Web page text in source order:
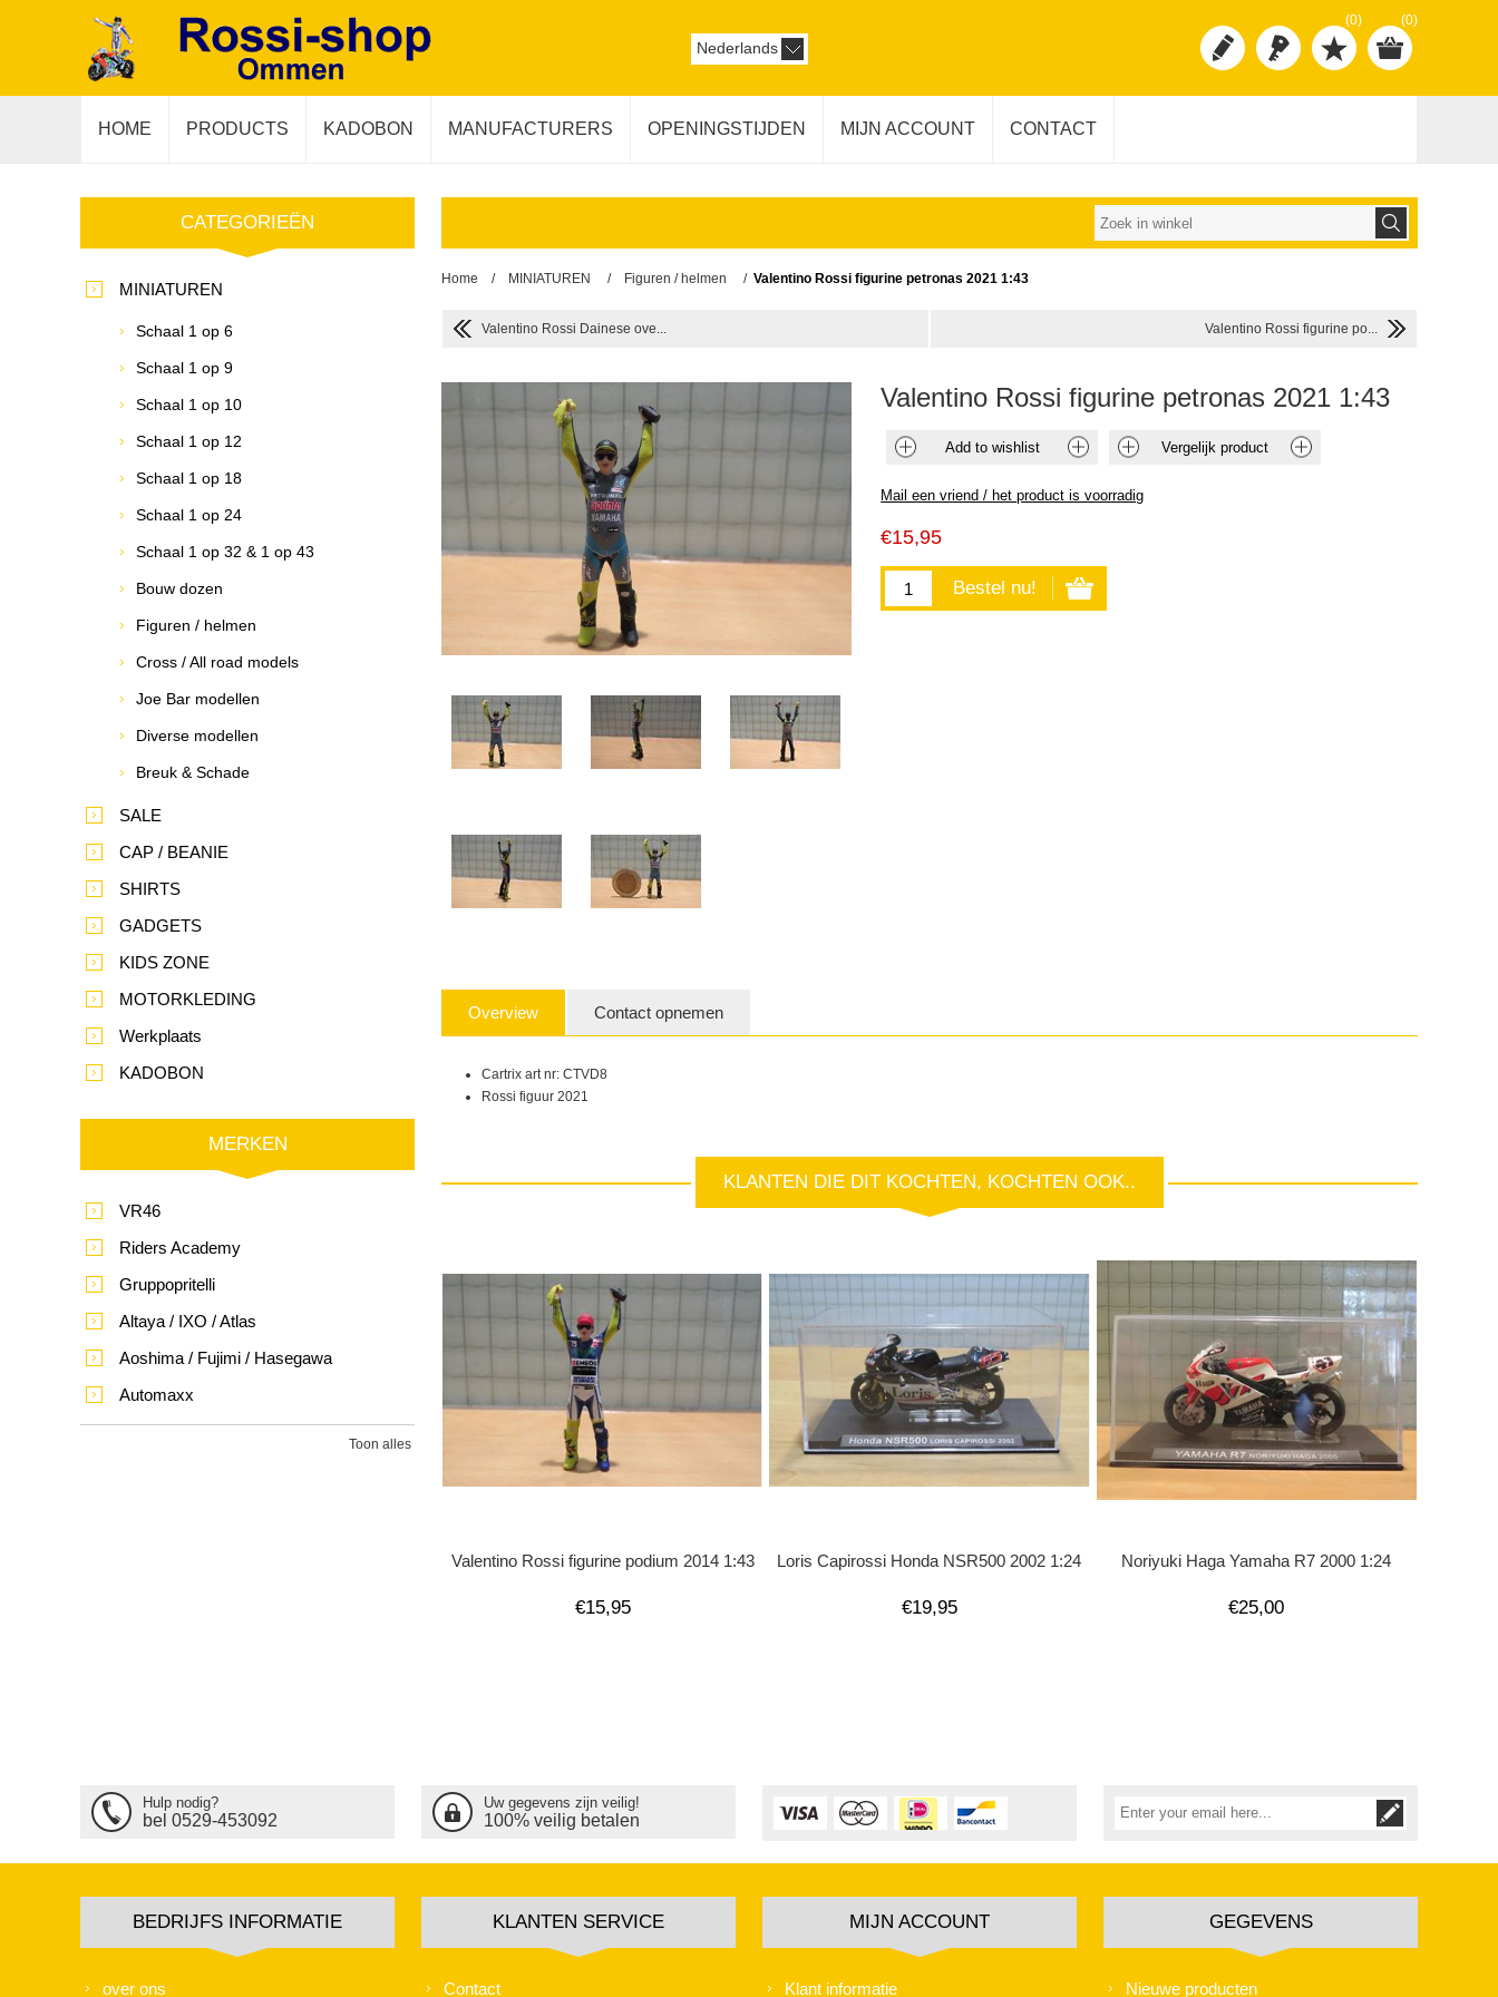
(0) (0)
Nederlands
HOME PRODUCTS KADOBON MANUFACTURERS OPENINGSTIJDEN MIJN ACCOUNT CONTACT
Home / MINIATUREN / Figuren / helmen / Valentino Rossi figurine petronas 2021 1:43
Valentino Rossi Dainese ove... Valentino Rossi figurine po...
Valentino Rossi figurine petronas 2021 1:43
€15,95
Overview Contact opnemen
Cartrix art nr: CTVD8
Rossi figuur 2021
KLANTEN DIE DIT KOCHTEN, KOCHTEN OOK..
Valentino Rossi figurine podium 2014 1:43
€15,95
Loris Capirossi Honda NSR500 2002 1:24
€19,95
Noriyuki Haga Yamaha R7 2000 1:24
€25,00
CATEGORIEËN
MINIATUREN
Schaal 1 op 6
Schaal 1 op 9
Schaal 1 op 10
Schaal 1 op 12
Schaal 1 op 18
Schaal 1 op 24
Schaal 1 op 32 & 1 op 43
Bouw dozen
Figuren / helmen
Cross / All road models
Joe Bar modellen
Diverse modellen
Breuk & Schade
SALE
CAP / BEANIE
SHIRTS
GADGETS
KIDS ZONE
MOTORKLEDING
Werkplaats
KADOBON
MERKEN
VR46
Riders Academy
Gruppopritelli
Altaya / IXO / Atlas
Aoshima / Fujimi / Hasegawa
Automaxx
Toon alles
Hulp nodig?
bel 0529-453092
Uw gegevens zijn veilig!
100% veilig betalen
BEDRIJFS INFORMATIE
over ons
KLANTEN SERVICE
Contact
MIJN ACCOUNT
Klant informatie
GEGEVENS
Nieuwe producten